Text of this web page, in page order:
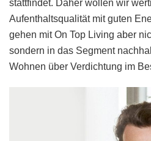
stattfindet. Daher wollen wir
Aufenthaltsqualität mit guten
gehen mit On Top Living aber
sondern in das Segment
Wohnen über Verdichtung im